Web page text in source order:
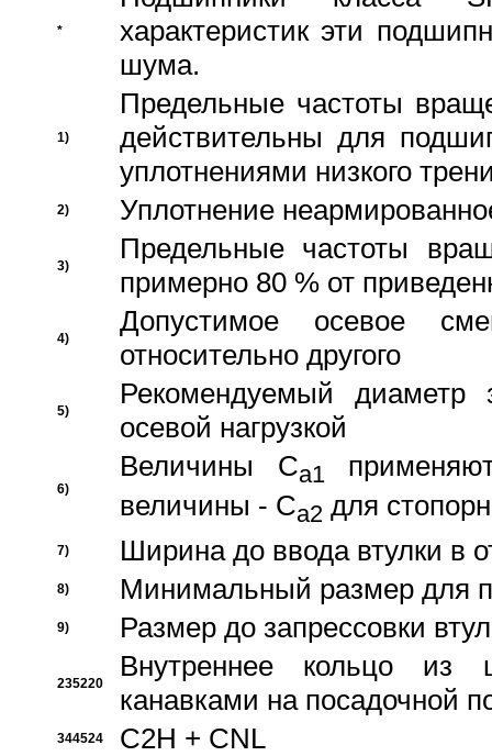
*
характеристик эти
шума.
1)
Предельные частоты
действительны для
уплотнениями низкого
2) Уплотнение
3)
Предельные частоты
примерно 80 % от
4)
Допустимое осевое
относительно другого
5)
Рекомендуемый диаметр
осевой нагрузкой
6)
Величины Ca1
величины - Ca2 для
7) Ширина до ввода втулки в
8) Минимальный размер для
9) Размер до запрессовки
235220
Внутреннее кольцо из
канавками на посадочной
344524 C2H + CNL